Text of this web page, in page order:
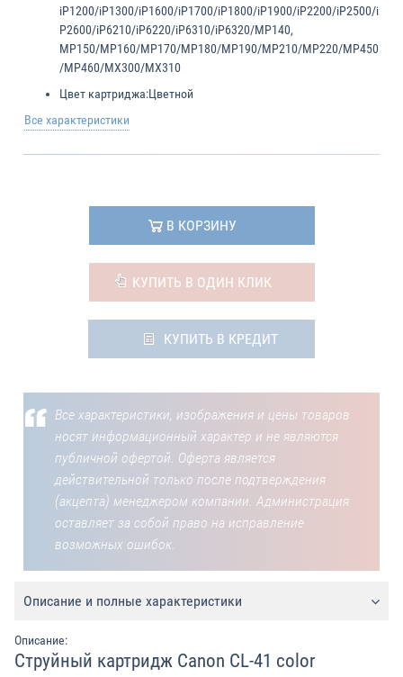
iP1200/iP1300/iP1600/iP1700/iP1800/iP1900/iP2200/iP2500/i
P2600/iP6210/iP6220/iP6310/iP6320/MP140,
MP150/MP160/MP170/MP180/MP190/MP210/MP220/MP450
/MP460/MX300/MX310
Цвет картриджа:Цветной
Все характеристики
В КОРЗИНУ
КУПИТЬ В ОДИН КЛИК
КУПИТЬ В КРЕДИТ
Все характеристики, изображения и цены товаров
носят информационный характер и не являются
публичной офертой. Оферта является
действительной только после подтверждения
(акцепта) менеджером компании. Администрация
оставляет за собой право на исправление
возможных ошибок.
Описание и полные характеристики
Описание:
Струйный картридж Canon CL-41 color